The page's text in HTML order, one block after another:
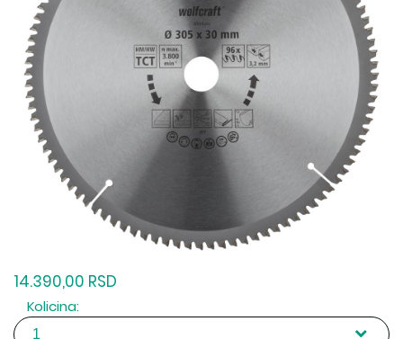
14.390,00 RSD
Kolicina: